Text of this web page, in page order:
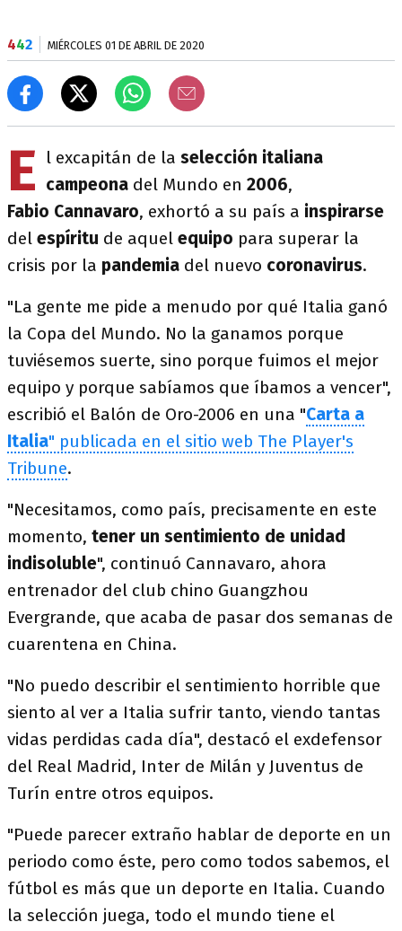
442 MIÉRCOLES 01 DE ABRIL DE 2020
E l excapitán de la selección italiana
campeona del Mundo en 2006,
Fabio Cannavaro, exhortó a su país a inspirarse
del espíritu de aquel equipo para superar la
crisis por la pandemia del nuevo coronavirus.
"La gente me pide a menudo por qué Italia ganó
la Copa del Mundo. No la ganamos porque
tuviésemos suerte, sino porque fuimos el mejor
equipo y porque sabíamos que íbamos a vencer",
escribió el Balón de Oro-2006 en una "Carta a
Italia" publicada en el sitio web The Player's
Tribune.
"Necesitamos, como país, precisamente en este
momento, tener un sentimiento de unidad
indisoluble", continuó Cannavaro, ahora
entrenador del club chino Guangzhou
Evergrande, que acaba de pasar dos semanas de
cuarentena en China.
"No puedo describir el sentimiento horrible que
siento al ver a Italia sufrir tanto, viendo tantas
vidas perdidas cada día", destacó el exdefensor
del Real Madrid, Inter de Milán y Juventus de
Turín entre otros equipos.
"Puede parecer extraño hablar de deporte en un
periodo como éste, pero como todos sabemos, el
fútbol es más que un deporte en Italia. Cuando
la selección juega, todo el mundo tiene el